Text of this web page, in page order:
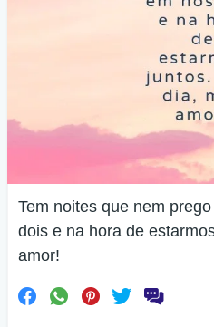
Tem noites que nem
dois e na hora de
amor!